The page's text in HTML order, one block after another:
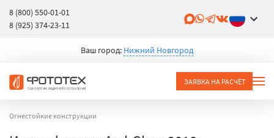
8 (800) 550-01-01
8 (925) 374-23-11
Ваш город: Нижний Новгород
ЗАЯВКА НА РАСЧЁТ
Огнестойкие конструкции